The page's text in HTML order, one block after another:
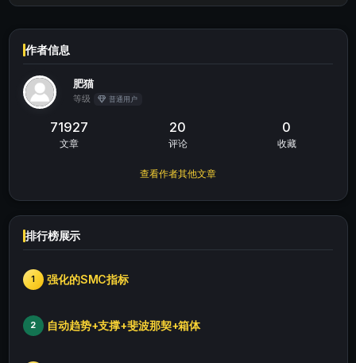
作者信息
肥猫
等级 普通用户
71927
文章
20
评论
0
收藏
查看作者其他文章
排行榜展示
1 强化的SMC指标
2 自动趋势+支撑+斐波那契+箱体